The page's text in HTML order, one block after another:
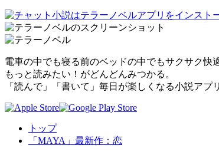
電車の中でも寝る前のベッドの中でもサクサク快
もっと読みたい！がどんどんみつかる。
「読んで」「書いて」毎日が楽しくなる小説アプ
トップ
「MAYA」最新作：恋